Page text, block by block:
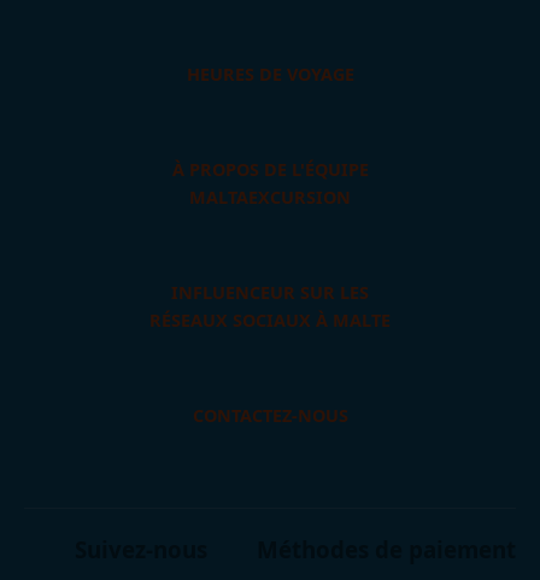
HEURES DE VOYAGE
À PROPOS DE L'ÉQUIPE
MALTAEXCURSION
INFLUENCEUR SUR LES
RÉSEAUX SOCIAUX À MALTE
CONTACTEZ-NOUS